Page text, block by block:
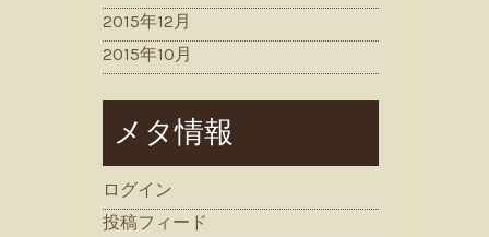
2015年12月
2015年10月
メタ情報
ログイン
投稿フィード